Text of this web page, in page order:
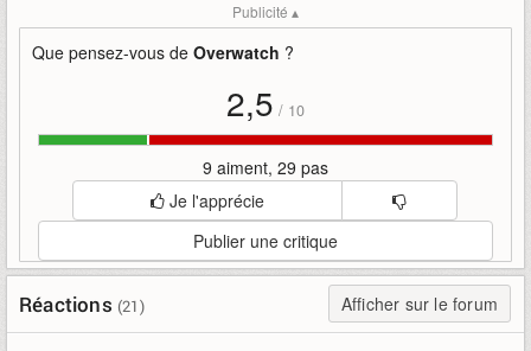
court-métrage reine-des-junkers
overwatch-2
présentation
Publicité ▴
Que pensez-vous de Overwatch ?
2,5 / 10
9 aiment, 29 pas
Je l'apprécie
Publier une critique
Réactions (21) Afficher sur le forum